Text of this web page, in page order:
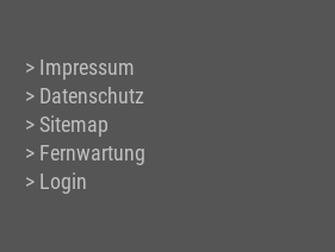
Impressum
Datenschutz
Sitemap
Fernwartung
Login